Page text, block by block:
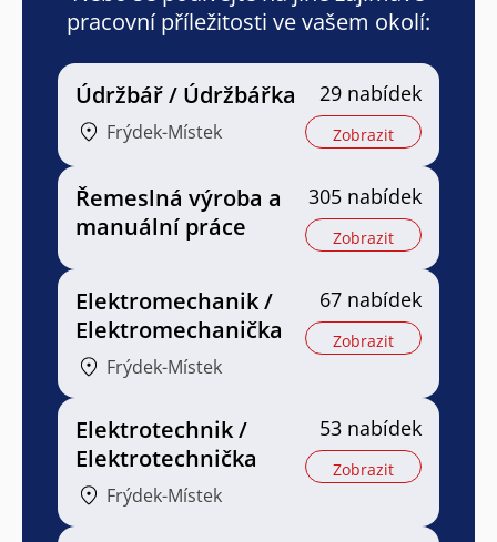
pracovní příležitosti ve vašem okolí:
Údržbář / Údržbářka
Frýdek-Místek
29 nabídek
Zobrazit
Řemeslná výroba a
manuální práce
305 nabídek
Zobrazit
Elektromechanik /
Elektromechanička
Frýdek-Místek
67 nabídek
Zobrazit
Elektrotechnik /
Elektrotechnička
Frýdek-Místek
53 nabídek
Zobrazit